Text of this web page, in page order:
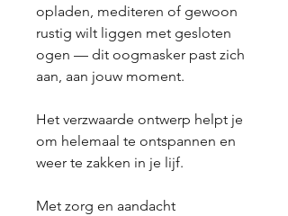
opladen, mediteren of gewoon
rustig wilt liggen met gesloten
ogen — dit oogmasker past zich
aan, aan jouw moment.
Het verzwaarde ontwerp helpt je
om helemaal te ontspannen en
weer te zakken in je lijf.
Met zorg en aandacht